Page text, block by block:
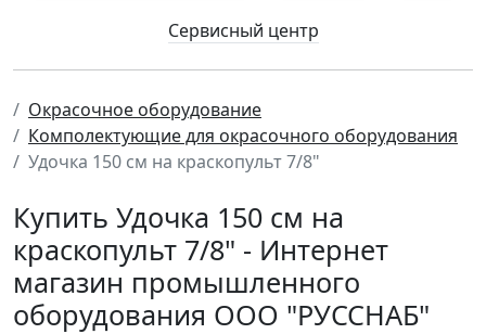
Сервисный центр
Окрасочное оборудование
Комполектующие для окрасочного оборудования
Удочка 150 см на краскопульт 7/8"
Купить Удочка 150 см на
краскопульт 7/8" - Интернет
магазин промышленного
оборудования ООО "РУССНАБ"